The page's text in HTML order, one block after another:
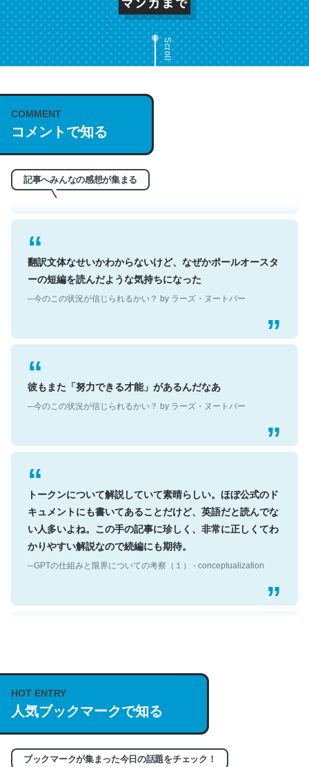
Scroll
COMMENT
コメントで知る
記事へみんなの感想が集まる
これは名文。彼はとてもクレバーなんだろうなと凄く思
う。英語少しでも読める人は原文もお勧め。自分はこの流
れ好き。Let’s Fucking Go. Then Covid hit. Shit.
─今のこの状況が信じられるかい？ by ラーズ・ヌートバー
翻訳文体なせいかわからないけど、なぜかポールオースタ
ーの短編を読んだような気持ちになった
─今のこの状況が信じられるかい？ by ラーズ・ヌートバー
彼もまた「努力できる才能」があるんだなあ
─今のこの状況が信じられるかい？ by ラーズ・ヌートバー
トークンについて解説していて素晴らしい。ほぼ公式のド
キュメントにも書いてあることだけど、英語だと読んでな
い人多いよね。この手の記事に珍しく、非常に正しくてわ
かりやすい解説なので続編にも期待。
─GPTの仕組みと限界についての考察（１） - conceptualization
https://isobe324649.hatenablog.com/entry/2023/03/27
/064121
─GPTの仕組みと限界についての考察（１） - conceptualization
HOT ENTRY
人気ブックマークで知る
ブックマークが集まった今日の話題をチェック！